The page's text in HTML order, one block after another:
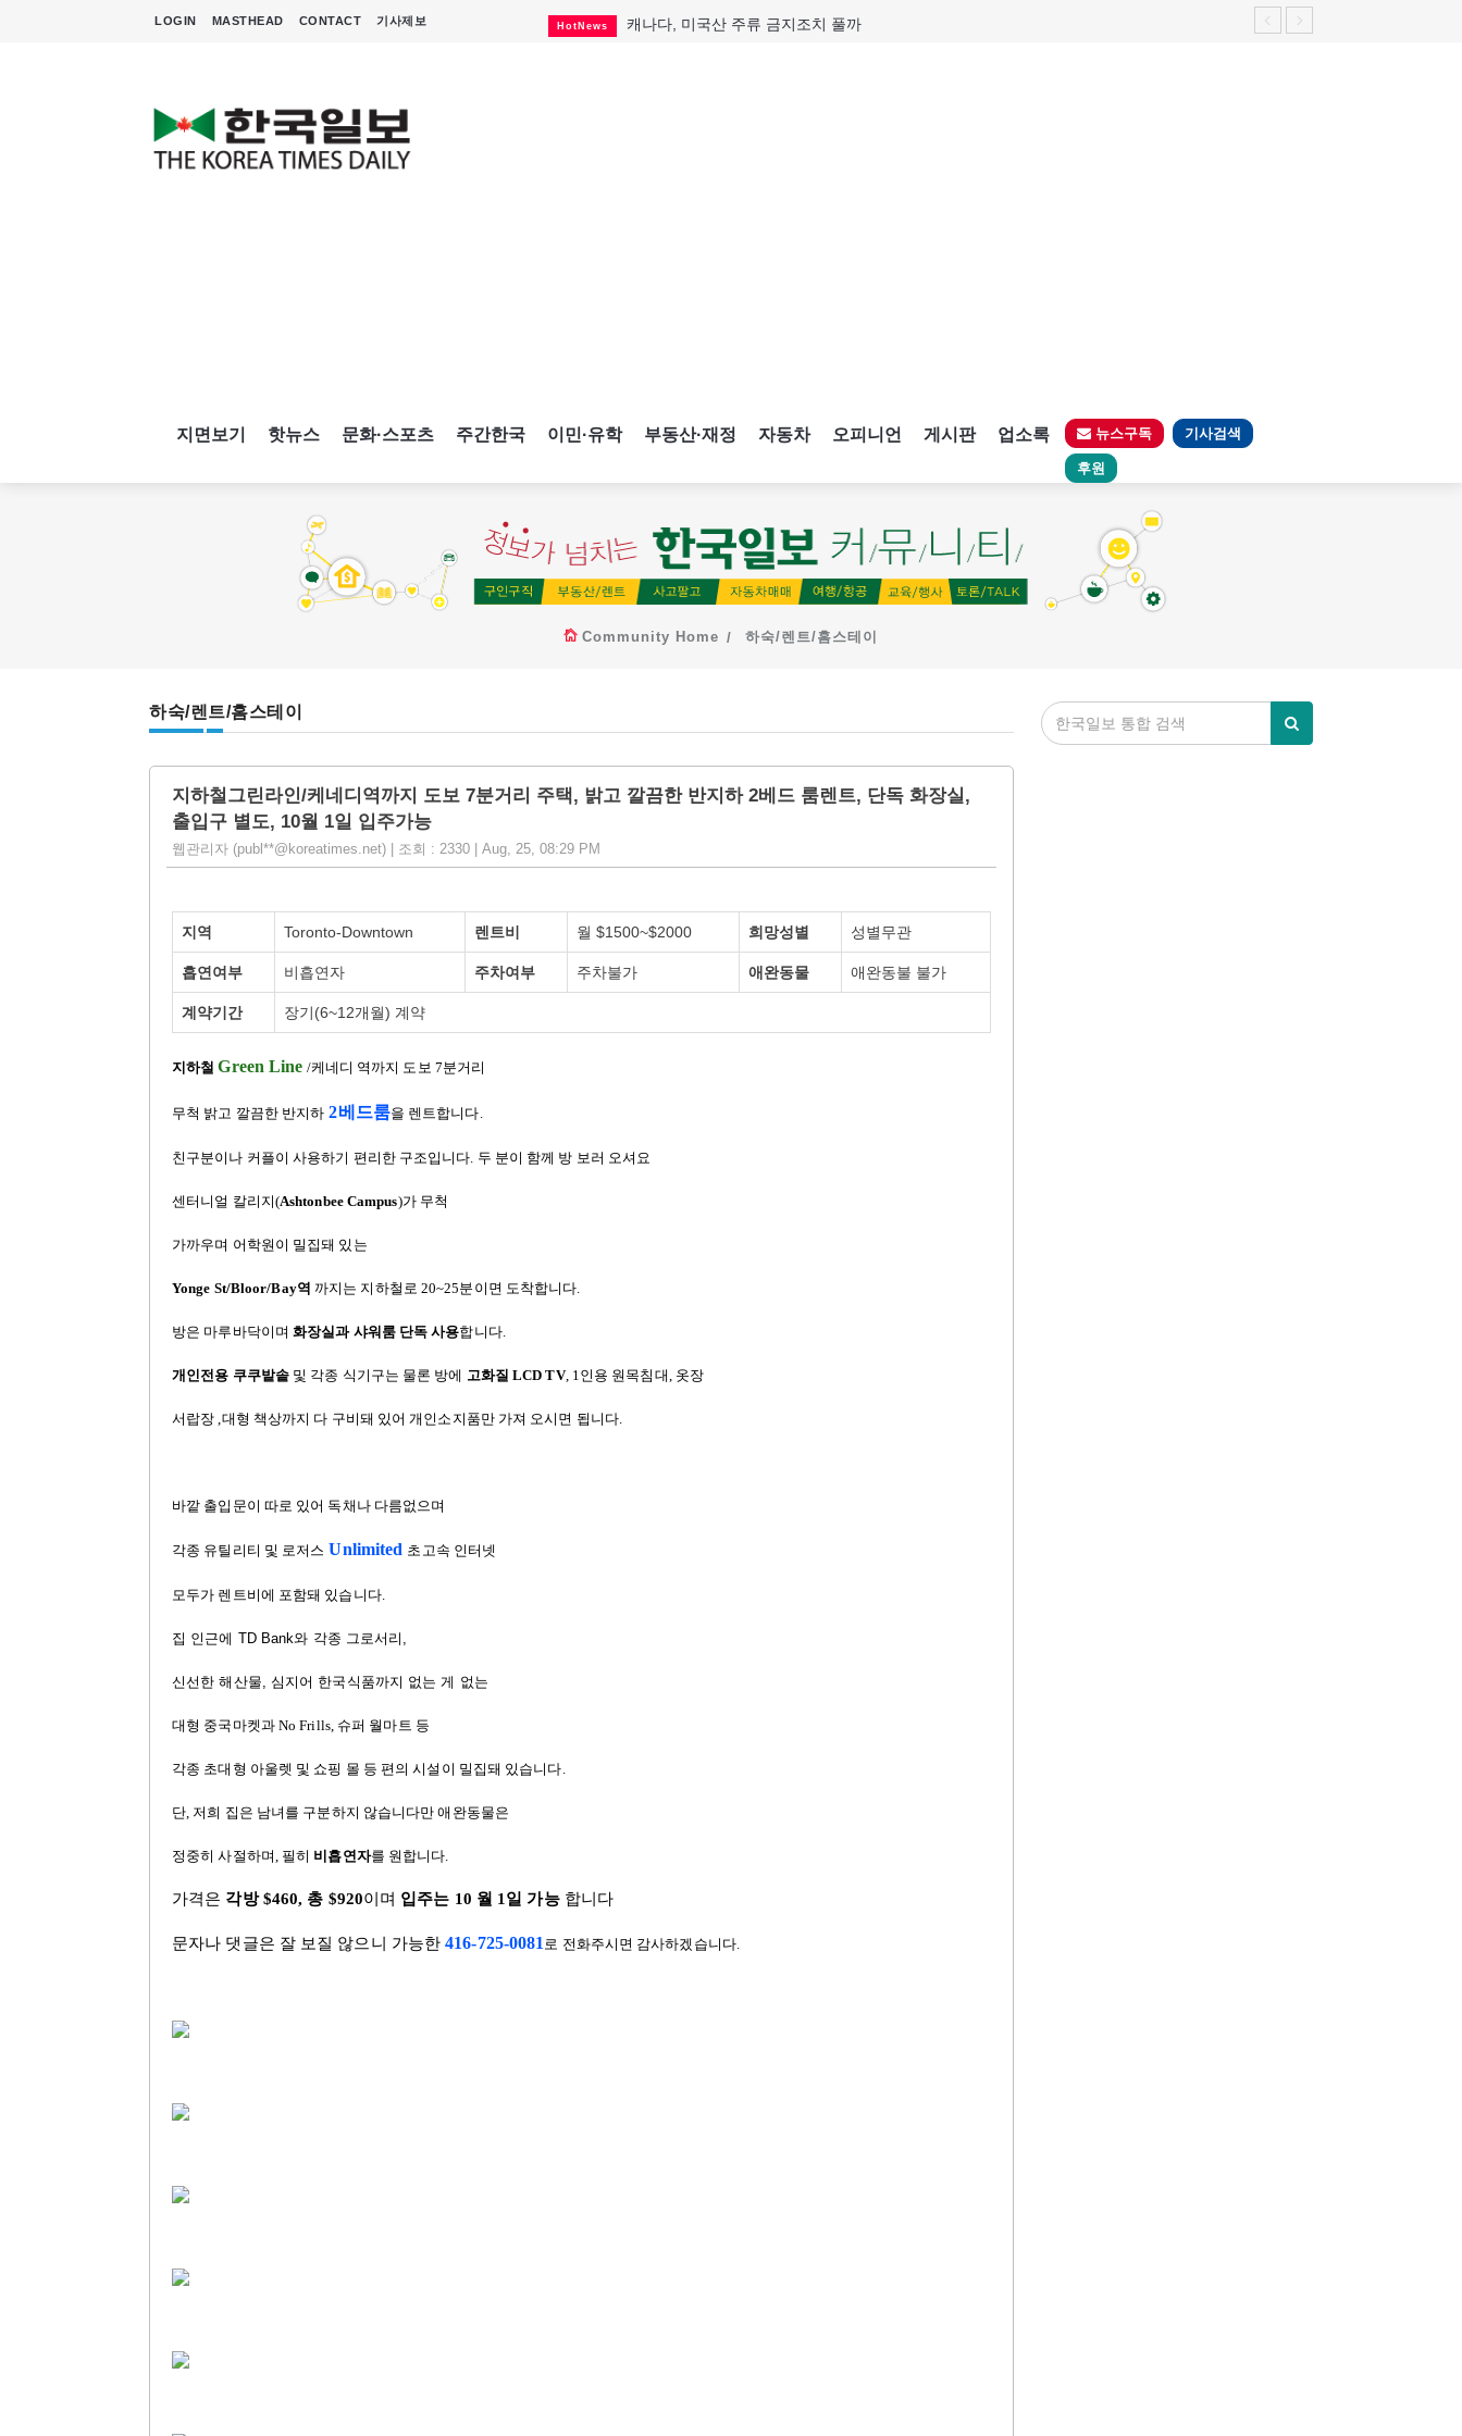
LOGIN MASTHEAD CONTACT 기사제보 HotNews 캐나다, 미국산 주류 금지조치 풀까
지면보기 핫뉴스 문화·스포츠 주간한국 이민·유학 부동산·재정 자동차 오피니언 게시판 업소록 뉴스구독 기사검색
후원
Community Home 하숙/렌트/홈스테이
하숙/렌트/홈스테이
지하철그린라인/케네디역까지 도보 7분거리 주택, 밝고 깔끔한 반지하 2베드 룸렌트, 단독 화장실,
출입구 별도, 10월 1일 입주가능
웹관리자 (publ**@koreatimes.net) | 조회 : 2330 | Aug, 25, 08:29 PM
지역 Toronto-Downtown 렌트비 월 $1500~$2000 희망성별 성별무관
흡연여부 비흡연자 주차여부 주차불가 애완동물 애완동불 불가
계약기간 장기(6~12개월) 계약
지하철Green Line /케네디 역까지 도보 7분거리
무척 밝고 깔끔한 반지하 2베드룸을 렌트합니다.
친구분이나 커플이 사용하기 편리한 구조입니다. 두 분이 함께 방 보러 오셔요
센터니얼 칼리지(Ashtonbee Campus)가 무척
가까우며 어학원이 밀집돼 있는
Yonge St/Bloor/Bay역 까지는 지하철로 20~25분이면 도착합니다.
방은 마루바닥이며 화장실과 샤워룸 단독 사용합니다.
개인전용 쿠쿠밭솥및 각종 식기구는 물론 방에 고화질 LCD TV, 1인용 원목침대, 옷장
서랍장 ,대형 책상까지 다 구비돼 있어 개인소지품만 가져 오시면 됩니다.
바깥 출입문이 따로 있어 독채나 다름없으며
각종 유틸리티 및 로저스 Unlimited 초고속 인터넷
모두가 렌트비에 포함돼 있습니다.
집 인근에 TD Bank와 각종 그로서리,
신선한 해산물, 심지어 한국식품까지 없는 게 없는
대형 중국마켓과 No Frills, 슈퍼 월마트 등
각종 초대형 아울렛 및 쇼핑 몰 등 편의 시설이 밀집돼 있습니다.
단, 저희 집은 남녀를 구분하지 않습니다만 애완동물은
정중히 사절하며, 필히 비흡연자를 원합니다.
가격은 각방 $460, 총 $920이며 입주는 10 월 1일 가능 합니다
문자나 댓글은 잘 보질 않으니 가능한416-725-0081 로 전화주시면 감사하겠습니다.